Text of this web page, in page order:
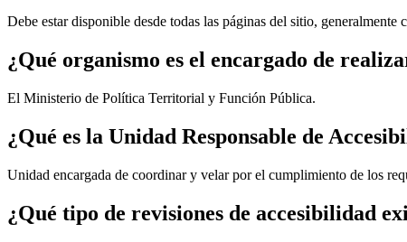
Debe estar disponible desde todas las páginas del sitio,
¿Qué organismo es el encargado de
El Ministerio de Política Territorial y Función Pública.
¿Qué es la Unidad Responsable de
Unidad encargada de coordinar y velar por el cumplimiento de los
¿Qué tipo de revisiones de accesibilidad